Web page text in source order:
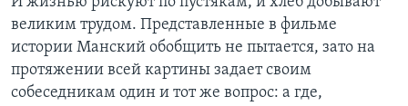
великим трудом. Представленные в фильме
истории Манский обобщить не пытается, зато на
протяжении всей картины задает своим
собеседникам один и тот же вопрос: а где,